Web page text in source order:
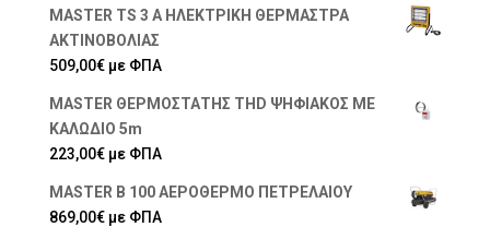
MASTER TS 3 A ΗΛΕΚΤΡΙΚΗ ΘΕΡΜΑΣΤΡΑ
ΑΚΤΙΝΟΒΟΛΙΑΣ
509,00€ με ΦΠΑ
MASTER ΘΕΡΜΟΣΤΑΤΗΣ THD ΨΗΦΙΑΚΟΣ ΜΕ
ΚΑΛΩΔΙΟ 5m
223,00€ με ΦΠΑ
MASTER B 100 ΑΕΡΟΘΕΡΜΟ ΠΕΤΡΕΛΑΙΟΥ
869,00€ με ΦΠΑ